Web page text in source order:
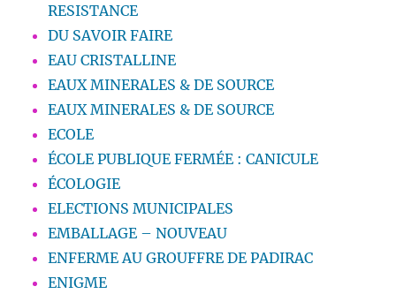
RESISTANCE
DU SAVOIR FAIRE
EAU CRISTALLINE
EAUX MINERALES & DE SOURCE
EAUX MINERALES & DE SOURCE
ECOLE
ÉCOLE PUBLIQUE FERMÉE : CANICULE
ÉCOLOGIE
ELECTIONS MUNICIPALES
EMBALLAGE – NOUVEAU
ENFERME AU GROUFFRE DE PADIRAC
ENIGME